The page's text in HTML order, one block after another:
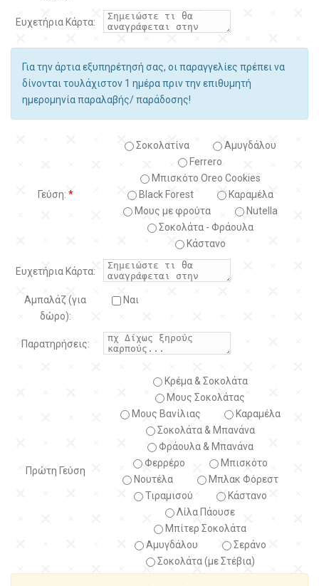
Ευχετήρια Κάρτα:
Για την άρτια εξυπηρέτησή σας, οι παραγγελίες πρέπει να
δίνονται τουλάχιστον 1 ημέρα πριν την επιθυμητή
ημερομηνία παραλαβής/ παράδοσης!
Γεύση: *
Σοκολατίνα
Αμυγδάλου
Ferrero
Μπισκότο Oreo Cookies
Black Forest
Kαραμέλα
Μους με φρούτα
Nutella
Σοκολάτα - Φράουλα
Κάστανο
Ευχετήρια Κάρτα:
Αμπαλάζ (για
δώρο):
Ναι
Παρατηρήσεις:
Πρώτη Γεύση
Κρέμα & Σοκολάτα
Μους Σοκολάτας
Μους Βανίλιας
Καραμέλα
Σοκολάτα & Μπανάνα
Φράουλα & Μπανάνα
Φερρέρο
Μπισκότο
Νουτέλα
Μπλακ Φόρεστ
Τιραμισού
Κάστανο
Λίλα Πάουσε
Μπίτερ Σοκολάτα
Αμυγδάλου
Σεράνο
Σοκολάτα (με Στέβια)